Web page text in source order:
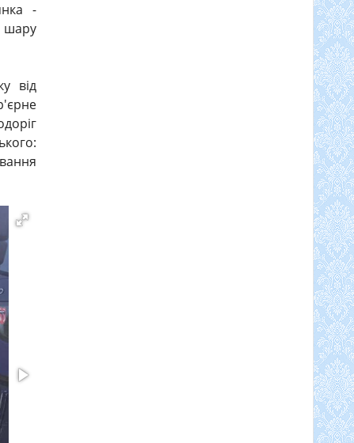
-
від